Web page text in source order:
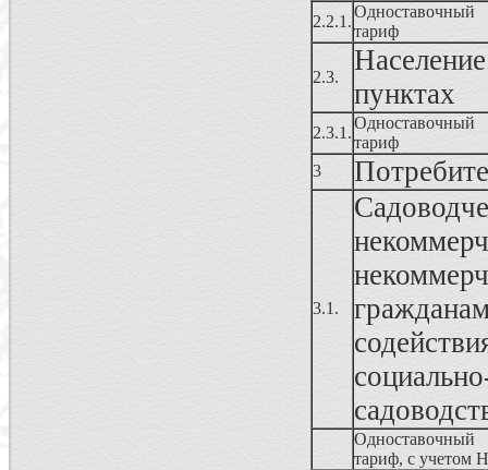
2.2.1.
Одноставочный
тариф
2.3.
пунктах
2.3.1.
Одноставочный
тариф
3
3.1.
Одноставочный
тариф, с учетом